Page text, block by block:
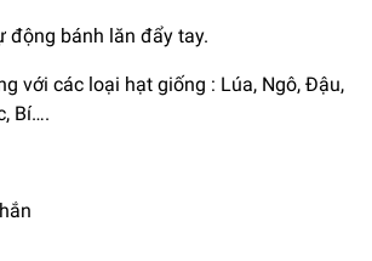
động bánh lăn đẩy tay.
với các loại hạt giống : Lúa, Ngô, Đậu,
Bí….